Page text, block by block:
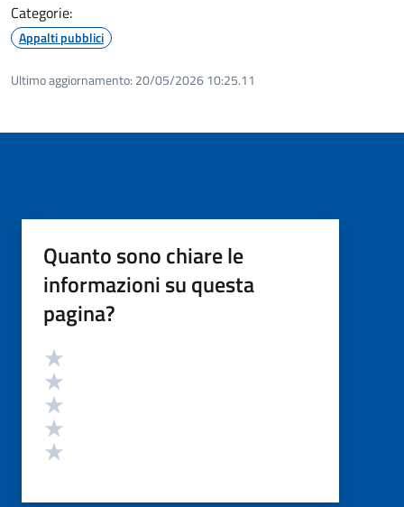
Categorie:
Appalti pubblici
Ultimo aggiornamento: 20/05/2026 10:25.11
Quanto sono chiare le
informazioni su questa
pagina?
Valutazione